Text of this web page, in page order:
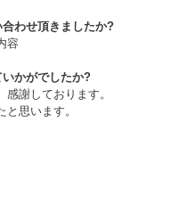
わせ頂きましたか?
容
かがでしたか?
謝しております。
思います。